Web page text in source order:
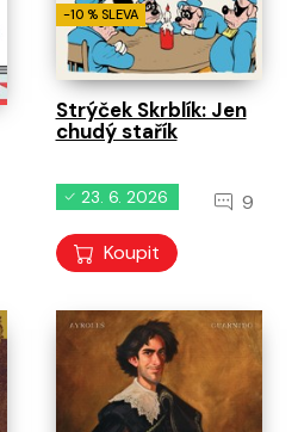
-10 % SLEVA
Strýček Skrblík: Jen
chudý stařík
23. 6. 2026 9
Koupit